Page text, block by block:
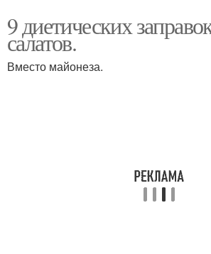
Диетические салаты
9 диетических
салатов.
Вместо майонеза.